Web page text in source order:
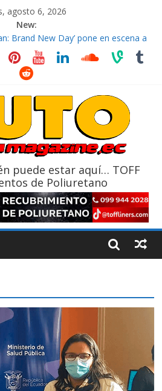
agosto 6, 2026
New:
gana protagonismo a la hora de
Brand New Day’ pone en escena a
edición 47ª, recorre 7 provincias en 8
Bolden para cubrir las rutas de La
puede estar aquí… TOFF
de Poliuretano